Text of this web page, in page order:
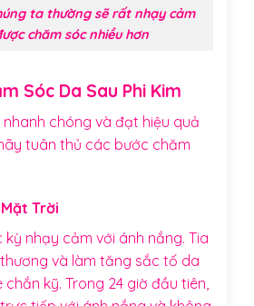
ta thường sẽ rất nhạy cảm
chăm sóc nhiều hơn
Sóc Da Sau Phi Kim
chóng và đạt hiệu quả
tuân thủ các bước chăm
Trời
kỳ nhạy cảm với ánh nắng. Tia
và làm tăng sắc tố da
kỹ. Trong 24 giờ đầu tiên,